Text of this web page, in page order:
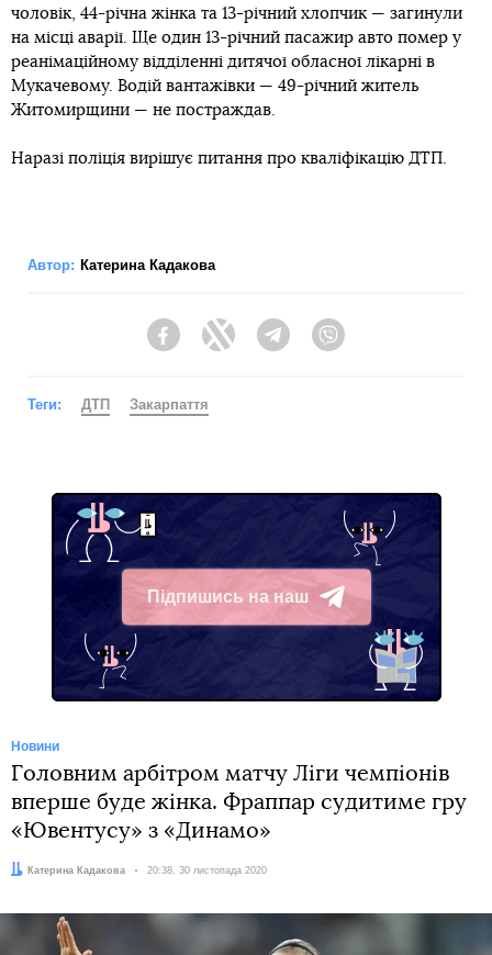
чоловік, 44-річна жінка та 13-річний хлопчик — загинули
на місці аварії. Ще один 13-річний пасажир авто помер у
реанімаційному відділенні дитячої обласної лікарні в
Мукачевому. Водій вантажівки — 49-річний житель
Житомирщини — не постраждав.
Наразі поліція вирішує питання про кваліфікацію ДТП.
Автор: Катерина Кадакова
FacebookTwitter Telegram
Теги: ДТП Закарпаття
Підпишись на наш
Telegram
Новини
Головним арбітром матчу Ліги чемпіонів
вперше буде жінка. Фраппар судитиме гру
«Ювентусу» з «Динамо»
Автор:Катерина Кадакова Дата:
20:38, 30 листопада 2020